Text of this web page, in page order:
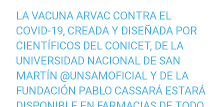
LA VACUNA ARVAC CONTRA EL
COVID-19, CREADA Y DISEÑADA POR
CIENTÍFICOS DEL CONICET, DE LA
UNIVERSIDAD NACIONAL DE SAN
MARTÍN @UNSAMOFICIAL Y DE LA
FUNDACIÓN PABLO CASSARÁ ESTARÁ